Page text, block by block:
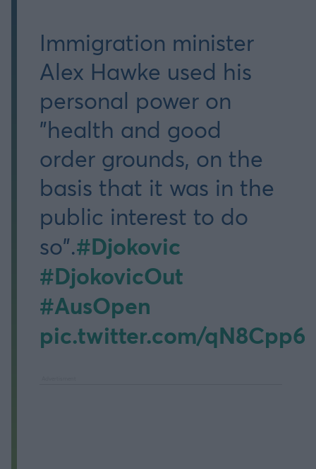
Immigration minister
Alex Hawke used his
personal power on
"health and good
order grounds, on the
basis that it was in the
public interest to do
so".#Djokovic
#DjokovicOut
#AusOpen
pic.twitter.com/